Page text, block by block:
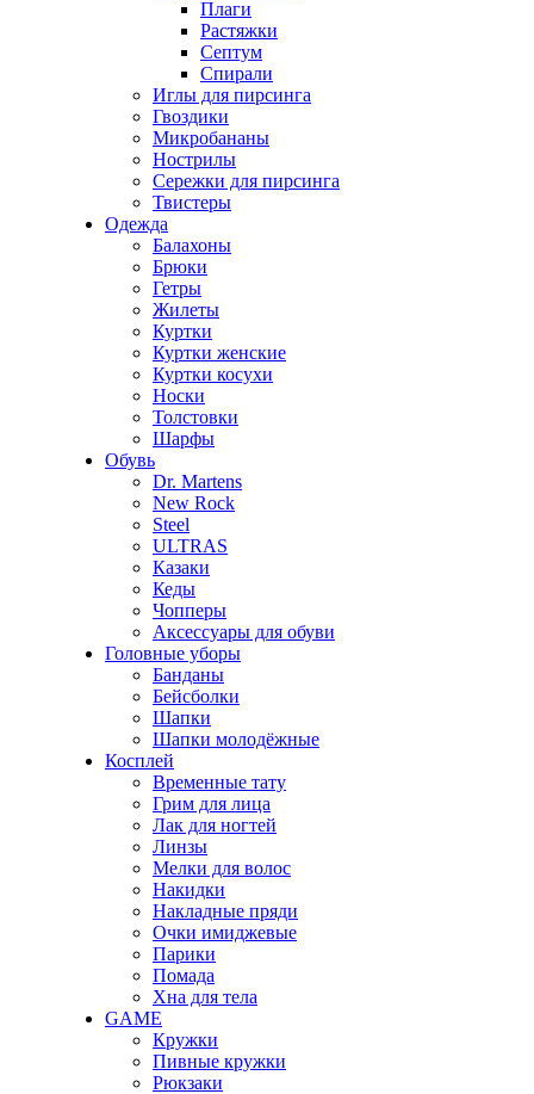
Плаги
Растяжки
Септум
Спирали
Иглы для пирсинга
Гвоздики
Микробананы
Нострилы
Сережки для пирсинга
Твистеры
Одежда
Балахоны
Брюки
Гетры
Жилеты
Куртки
Куртки женские
Куртки косухи
Носки
Толстовки
Шарфы
Обувь
Dr. Martens
New Rock
Steel
ULTRAS
Казаки
Кеды
Чопперы
Аксессуары для обуви
Головные уборы
Банданы
Бейсболки
Шапки
Шапки молодёжные
Косплей
Временные тату
Грим для лица
Лак для ногтей
Линзы
Мелки для волос
Накидки
Накладные пряди
Очки имиджевые
Парики
Помада
Хна для тела
GAME
Кружки
Пивные кружки
Рюкзаки